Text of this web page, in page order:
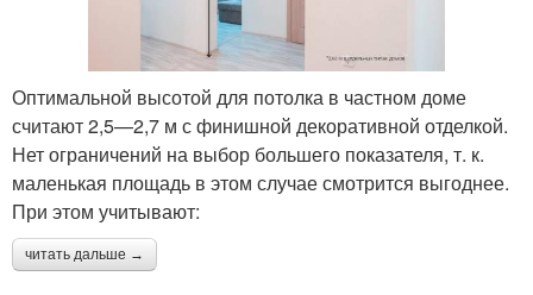
Оптимальной высотой для потолка в частном доме
считают 2,5—2,7 м с финишной декоративной отделкой.
Нет ограничений на выбор большего показателя, т. к.
маленькая площадь в этом случае смотрится выгоднее.
При этом учитывают:
читать дальше →